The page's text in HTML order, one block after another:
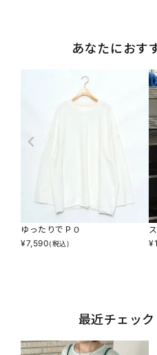
あなたにおす
ゆったりでＰＯ
¥7,590(税込)
¥
最近チェッ